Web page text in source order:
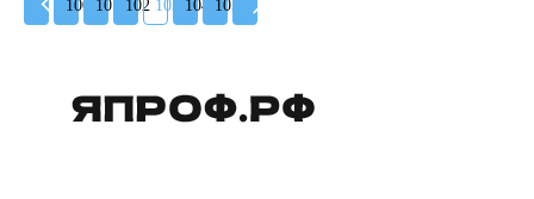
100 101 102 103 104 105